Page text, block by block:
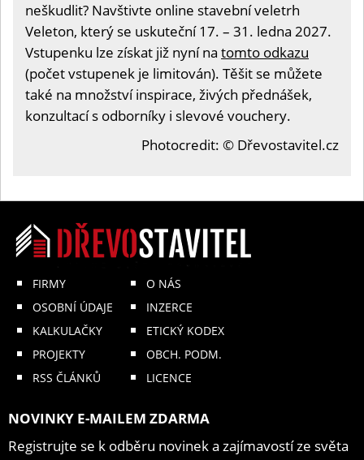
neškudlit? Navštivte online stavební veletrh
Veleton, který se uskuteční 17. – 31. ledna 2027.
Vstupenku lze získat již nyní na tomto odkazu
(počet vstupenek je limitován). Těšit se můžete
také na množství inspirace, živých přednášek,
konzultací s odborníky i slevové vouchery.
Photocredit: © Dřevostavitel.cz
FIRMY
OSOBNÍ ÚDAJE
KALKULAČKY
PROJEKTY
RSS ČLÁNKŮ
O NÁS
INZERCE
ETICKÝ KODEX
OBCH. PODM.
LICENCE
NOVINKY E-MAILEM ZDARMA
Registrujte se k odběru novinek a zajímavostí ze světa